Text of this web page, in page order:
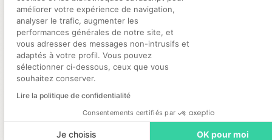
améliorer votre expérience de navigation,
analyser le trafic, augmenter les
performances générales de notre site, et
vous adresser des messages non-intrusifs et
adaptés à votre profil. Vous pouvez
sélectionner ci-dessous, ceux que vous
souhaitez conserver.
Lire la politique de confidentialité
Consentements certifiés par
Je choisis OK pour moi
Axeptio consent
de demain